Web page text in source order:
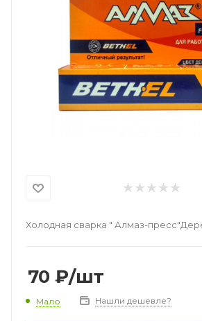
Холодная сварка " Алмаз-
70 ₽/шт
Мало Нашли дешевле?